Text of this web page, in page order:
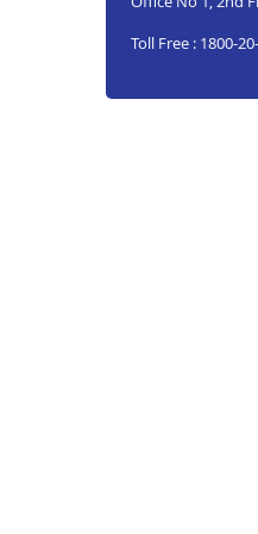
Toll Free : 1800-